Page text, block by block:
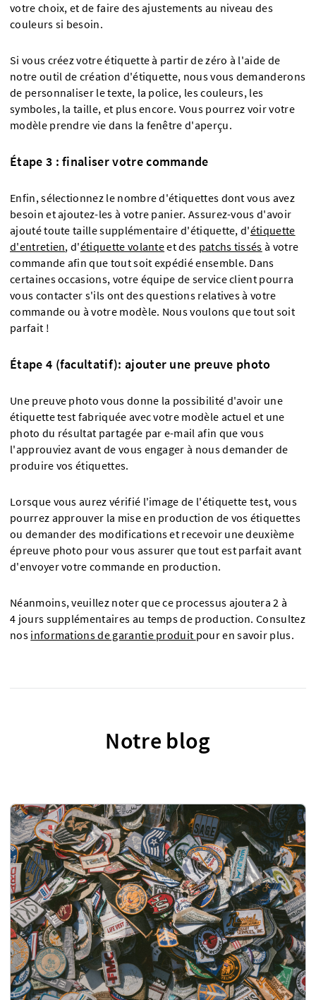
votre choix, et de faire des ajustements au niveau des
couleurs si besoin.
Si vous créez votre étiquette à partir de zéro à l'aide de
notre outil de création d'étiquette, nous vous demanderons
de personnaliser le texte, la police, les couleurs, les
symboles, la taille, et plus encore. Vous pourrez voir votre
modèle prendre vie dans la fenêtre d'aperçu.
Étape 3 : finaliser votre commande
Enfin, sélectionnez le nombre d'étiquettes dont vous avez
besoin et ajoutez-les à votre panier. Assurez-vous d'avoir
ajouté toute taille supplémentaire d'étiquette, d'étiquette
d'entretien, d'étiquette volanteet des patchs tissés à votre
commande afin que tout soit expédié ensemble. Dans
certaines occasions, votre équipe de service client pourra
vous contacter s'ils ont des questions relatives à votre
commande ou à votre modèle. Nous voulons que tout soit
parfait !
Étape 4 (facultatif): ajouter une preuve photo
Une preuve photo vous donne la possibilité d'avoir une
étiquette test fabriquée avec votre modèle actuel et une
photo du résultat partagée par e-mail afin que vous
l'approuviez avant de vous engager à nous demander de
produire vos étiquettes.
Lorsque vous aurez vérifié l'image de l'étiquette test, vous
pourrez approuver la mise en production de vos étiquettes
ou demander des modifications et recevoir une deuxième
épreuve photo pour vous assurer que tout est parfait avant
d'envoyer votre commande en production.
Néanmoins, veuillez noter que ce processus ajoutera 2 à
4 jours supplémentaires au temps de production. Consultez
nos informations de garantie produit pour en savoir plus.
Notre blog